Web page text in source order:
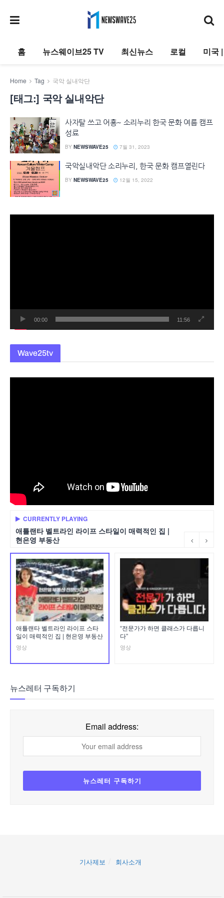
홈 뉴스웨이브25 TV 최신뉴스 로컬 미국
Home Tag 국악 실내악단
[태그:] 국악 실내악단
사자탈 쓰고 어흥~ 소리누리 한국 문화 여름 캠프
성료
BY NEWSWAVE25 7월 31, 2023
국악실내악단 소리누리, 한국 문화 캠프열린다
BY NEWSWAVE25 12월 15, 2022
00:00 11:56
Wave25tv
CURRENTLY PLAYING
애틀랜타 벨트라인 라이프 스타일이 매력적인 집 |
현은영 부동산
애틀랜타 벨트라인 라이프 스타
일이 매력적인 집 | 현은영 부동산
영상
“전문가가 하면 클래스가 다릅니
다”
영상
뉴스레터 구독하기
Email address:
기사제보 회사소개